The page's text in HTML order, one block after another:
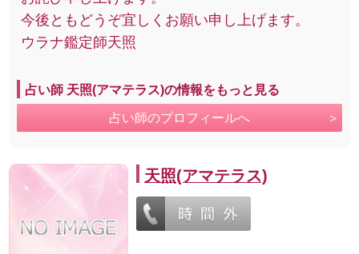
今後ともどうぞ宜しくお願い申し上げます。
ウラナ鑑定師天照
占い師 天照(アマテラス)の情報をもっと見る
占い師のプロフィールへ
天照(アマテラス)